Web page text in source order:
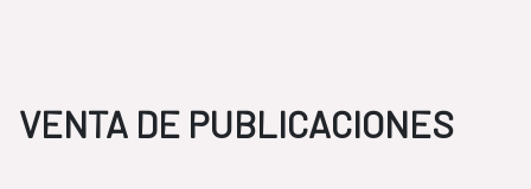
VENTA DE PUBLICACIONES